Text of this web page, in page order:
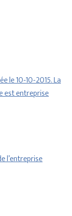
le 10-10-2015. La
est entreprise
l’entreprise